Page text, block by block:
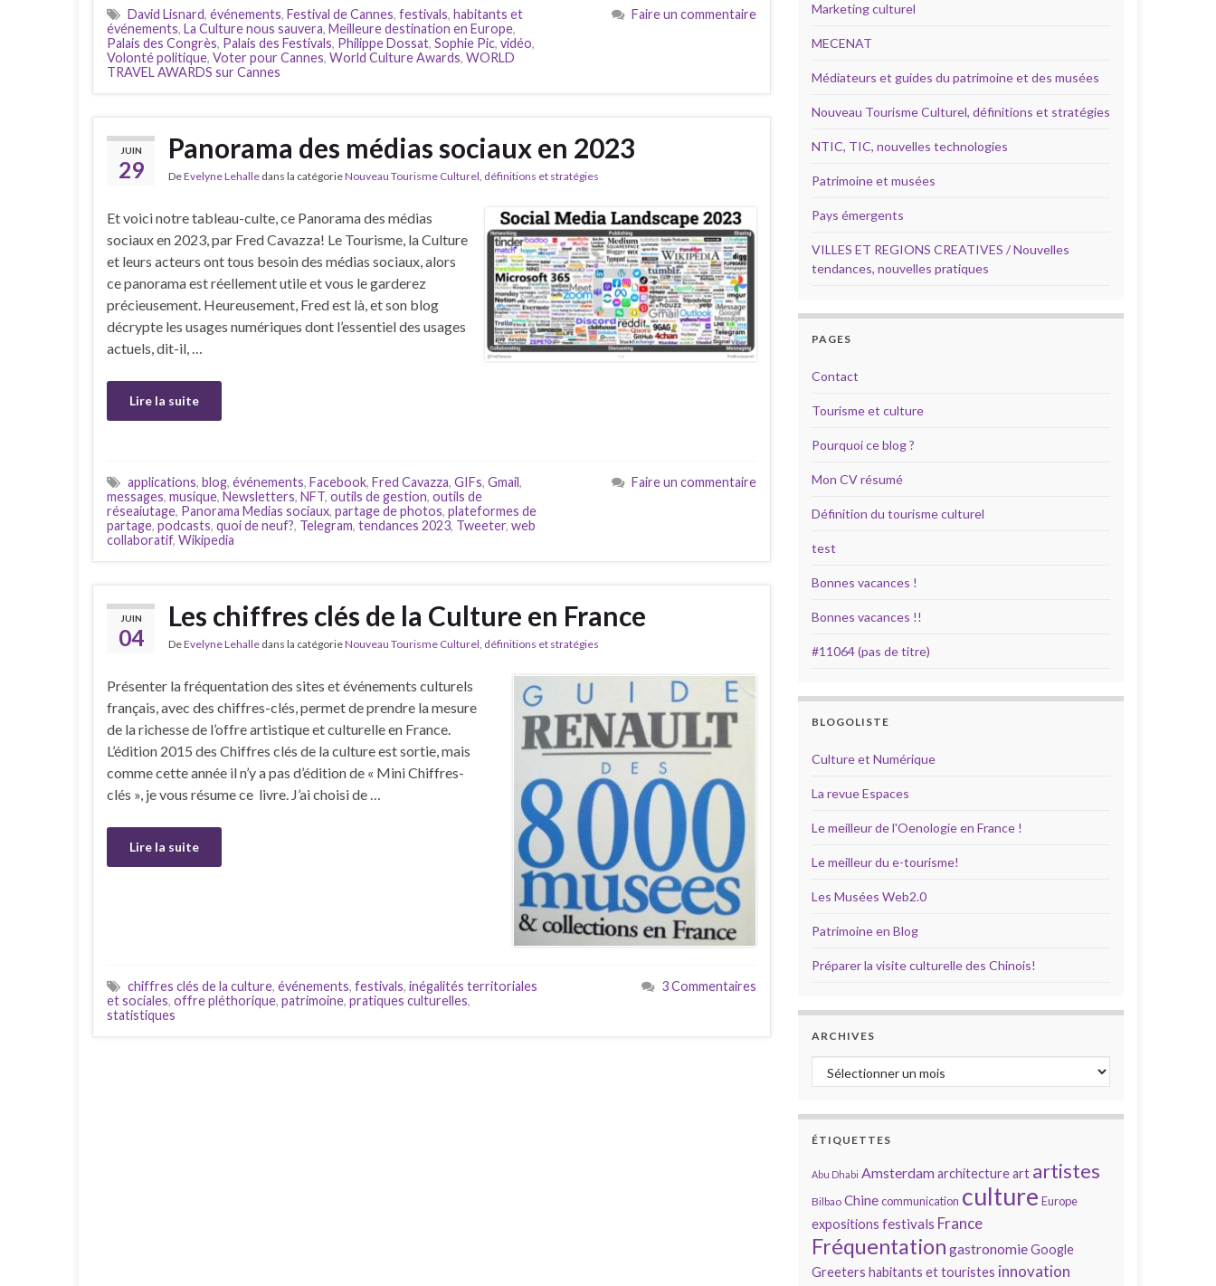
David Lisnard, événements, Festival de Cannes, festivals, habitants et
événements, La Culture nous sauvera, Meilleure destination en Europe,
Palais des Congrès, Palais des Festivals, Philippe Dossat, Sophie Pic, vidéo,
Volonté politique, Voter pour Cannes, World Culture Awards, WORLD
TRAVEL AWARDS sur Cannes
Faire un commentaire
JUIN
29
Panorama des médias sociaux en 2023
DeEvelyne Lehalle dans la catégorieNouveau Tourisme Culturel, définitions et stratégies
Et voici notre tableau-culte, ce Panorama des médias
sociaux en 2023, par Fred Cavazza! Le Tourisme, la Culture
et leurs acteurs ont tous besoin des médias sociaux, alors
ce panorama est réellement utile et vous le garderez
précieusement. Heureusement, Fred est là, et son blog
décrypte les usages numériques dont l’essentiel des usages
actuels, dit-il, …
Lire la suite
applications, blog, événements, Facebook, Fred Cavazza, GIFs, Gmail,
messages, musique, Newsletters, NFT, outils de gestion, outils de
réseaiutage, Panorama Medias sociaux, partage de photos, plateformes de
partage, podcasts, quoi de neuf?, Telegram, tendances 2023, Tweeter, web
collaboratif, Wikipedia
Faire un commentaire
JUIN
04
Les chiffres clés de la Culture en France
DeEvelyne Lehalle dans la catégorieNouveau Tourisme Culturel, définitions et stratégies
Présenter la fréquentation des sites et événements culturels
français, avec des chiffres-clés, permet de prendre la mesure
de la richesse de l’offre artistique et culturelle en France.
L’édition 2015 des Chiffres clés de la culture est sortie, mais
comme cette année il n’y a pas d’édition de « Mini Chiffres-
clés », je vous résume ce livre. J’ai choisi de …
Lire la suite
chiffres clés de la culture, événements, festivals, inégalités territoriales
et sociales, offre pléthorique, patrimoine, pratiques culturelles,
statistiques
3 Commentaires
Marketing culturel
MECENAT
Médiateurs et guides du patrimoine et des musées
Nouveau Tourisme Culturel, définitions et stratégies
NTIC, TIC, nouvelles technologies
Patrimoine et musées
Pays émergents
VILLES ET REGIONS CREATIVES / Nouvelles
tendances, nouvelles pratiques
PAGES
Contact
Tourisme et culture
Pourquoi ce blog ?
Mon CV résumé
Définition du tourisme culturel
test
Bonnes vacances !
Bonnes vacances !!
#11064 (pas de titre)
BLOGOLISTE
Culture et Numérique
La revue Espaces
Le meilleur de l'Oenologie en France !
Le meilleur du e-tourisme!
Les Musées Web2.0
Patrimoine en Blog
Préparer la visite culturelle des Chinois!
ARCHIVES
Archives
ÉTIQUETTES
Abu Dhabi Amsterdamarchitectureart artistes
Bilbao Chinecommunication culture Europe
expositions festivals France
Fréquentation gastronomieGoogle
Greeters habitants et touristes innovation